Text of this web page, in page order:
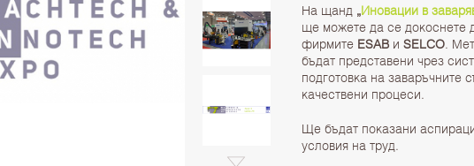
На щанд „Иновации в
ще можете да се докоснете
фирмите ESAB и SELCO.
бъдат представени чрез
подготовка на заваръчните
качествени процеси.
Ще бъдат показани
условия на труд.